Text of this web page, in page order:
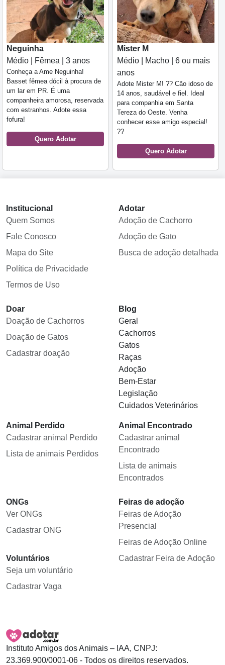
Neguinha
Médio | Fêmea | 3 anos
Conheça a Ame Neguinha!
Basset fêmea dócil à procura de
um lar em PR. É uma
companheira amorosa, reservada
com estranhos. Adote essa
fofura!
Quero Adotar
Mister M
Médio | Macho | 6 ou mais
anos
Adote Mister M! ?? Cão idoso de
14 anos, saudável e fiel. Ideal
para companhia em Santa
Tereza do Oeste. Venha
conhecer esse amigo especial!
??
Quero Adotar
Institucional
Quem Somos
Fale Conosco
Mapa do Site
Política de Privacidade
Termos de Uso
Adotar
Adoção de Cachorro
Adoção de Gato
Busca de adoção detalhada
Doar
Doação de Cachorros
Doação de Gatos
Cadastrar doação
Blog
Geral
Cachorros
Gatos
Raças
Adoção
Bem-Estar
Legislação
Cuidados Veterinários
Animal Perdido
Cadastrar animal Perdido
Lista de animais Perdidos
Animal Encontrado
Cadastrar animal
Encontrado
Lista de animais
Encontrados
ONGs
Ver ONGs
Cadastrar ONG
Voluntários
Seja um voluntário
Cadastrar Vaga
Feiras de adoção
Feiras de Adoção
Presencial
Feiras de Adoção Online
Cadastrar Feira de Adoção
Instituto Amigos dos Animais – IAA, CNPJ:
23.369.900/0001-06 - Todos os direitos reservados.